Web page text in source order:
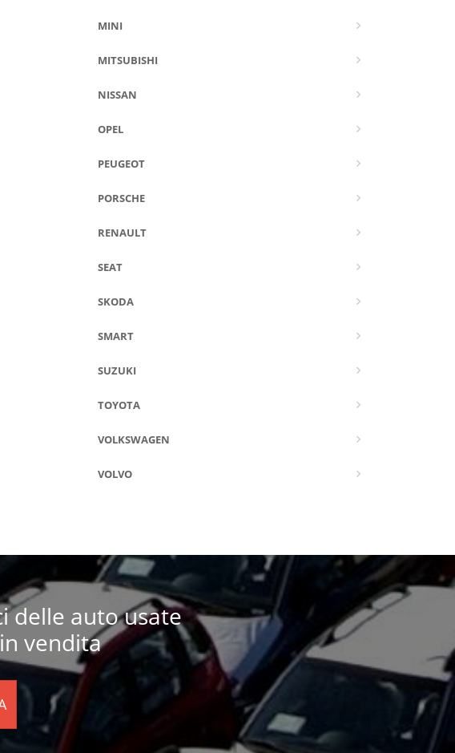
MINI
MITSUBISHI
NISSAN
OPEL
PEUGEOT
PORSCHE
RENAULT
SEAT
SKODA
SMART
SUZUKI
TOYOTA
VOLKSWAGEN
VOLVO
delle auto usate
vendita